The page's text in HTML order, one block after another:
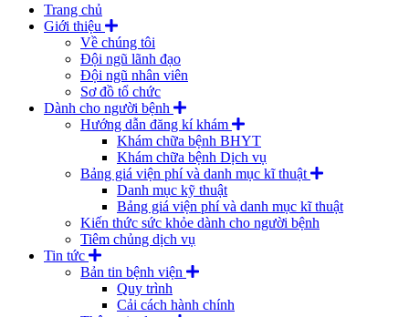
Trang chủ
Giới thiệu
Về chúng tôi
Đội ngũ lãnh đạo
Đội ngũ nhân viên
Sơ đồ tổ chức
Dành cho người bệnh
Hướng dẫn đăng kí khám
Khám chữa bệnh BHYT
Khám chữa bệnh Dịch vụ
Bảng giá viện phí và danh mục kĩ thuật
Danh mục kỹ thuật
Bảng giá viện phí và danh mục kĩ thuật
Kiến thức sức khỏe dành cho người bệnh
Tiêm chủng dịch vụ
Tin tức
Bản tin bệnh viện
Quy trình
Cải cách hành chính